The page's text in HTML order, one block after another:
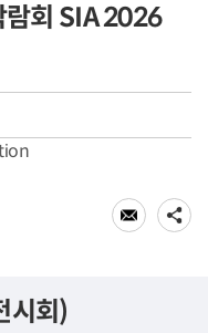
람회 SIA 2026
시회)